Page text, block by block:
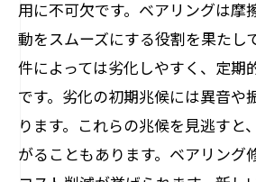
用に不可欠です。ベアリングは摩
動をスムーズにする役割を果たし
件によっては劣化しやすく、定期
です。劣化の初期兆候には異音や
ります。これらの兆候を見逃すと
がることもあります。ベアリング